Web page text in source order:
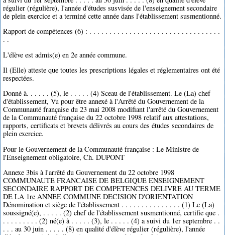
régulier (régulière), l'année d'études susvisée de l'enseignement secondaire
de plein exercice et a terminé cette année dans l'établissement susmentionné.
Rapport de compétences (6) : . . . . . . . . . . . . . . . . . . . . . . . . . . . . . . . . .
. .
L'élève est admis(e) en 2e année commune.
Il (Elle) atteste que toutes les prescriptions légales et réglementaires ont été
respectées.
Donné à. . . . . . (5), le . . . . . (4) Sceau de l'établissement. Le (La) chef
d'établissement, Vu pour être annexé à l'Arrêté du Gouvernement de la
Communauté française du 23 mai 2008 modifiant l'arrêté du Gouvernement
de la Communauté française du 22 octobre 1998 relatif aux attestations,
rapports, certificats et brevets délivrés au cours des études secondaires de
plein exercice.
Pour le Gouvernement de la Communauté française : Le Ministre de
l'Enseignement obligatoire, Ch. DUPONT
Annexe 3bis à l'arrêté du Gouvernement du 22 octobre 1998
COMMUNAUTE FRANCAISE DE BELGIQUE ENSEIGNEMENT
SECONDAIRE RAPPORT DE COMPETENCES DELIVRE AU TERME
DE LA 1re ANNEE COMMUNE DECISION D'ORIENTATION
Dénomination et siège de l'établissement . . . . . . . . . . . . . . . (1) Le (La)
soussigné(e), . . . . . (2) chef de l'établissement susmentionné, certifie que .
. . . . . . . . . (2) né(e) à . . . . . (3), le . . . . . (4) a suivi du 1er septembre . .
. . . au 30 juin . . . . . (8) en qualité d'élève régulier (régulière), l'année